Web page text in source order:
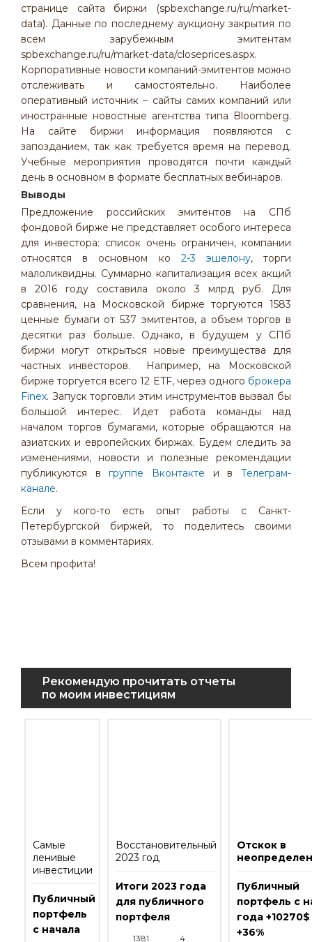
странице сайта биржи (spbexchange.ru/ru/market-
data). Данные по последнему аукциону закрытия по
всем зарубежным эмитентам
spbexchange.ru/ru/market-data/closeprices.aspx.
Корпоративные новости компаний-эмитентов можно
отслеживать и самостоятельно. Наиболее
оперативный источник – сайты самих компаний или
иностранные новостные агентства типа Bloomberg.
На сайте биржи информация появляются с
запозданием, так как требуется время на перевод.
Учебные мероприятия проводятся почти каждый
день в основном в формате бесплатных вебинаров.
Выводы
Предложение российских эмитентов на СПб
фондовой бирже не представляет особого интереса
для инвестора: список очень ограничен, компании
относятся в основном ко 2-3 эшелону, торги
малоликвидны. Суммарно капитализация всех акций
в 2016 году составила около 3 млрд руб. Для
сравнения, на Московской бирже торгуются 1583
ценные бумаги от 537 эмитентов, а объем торгов в
десятки раз больше. Однако, в будущем у СПб
биржи могут открыться новые преимущества для
частных инвесторов. Например, на Московской
бирже торгуется всего 12 ETF, через одного брокера
Finex. Запуск торговли этим инструментов вызвал бы
большой интерес. Идет работа команды над
началом торгов бумагами, которые обращаются на
азиатских и европейских биржах. Будем следить за
изменениями, новости и полезные рекомендации
публикуются вгруппе Вконтакте и вТелеграм-
канале.
Если у кого-то есть опыт работы с Санкт-
Петербургской биржей, то поделитесь своими
отзывами в комментариях.
Всем профита!
Рекомендую прочитать отчеты
по моим инвестициям
Самые
ленивые
инвестиции
Публичный
портфель
с начала
Восстановительный
2023 год
Итоги 2023 года
для публичного
портфеля
1381 4
Отскок в
Публичный
портфель с
года
+36%